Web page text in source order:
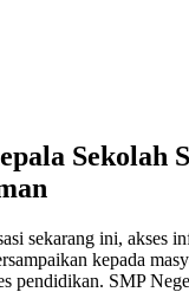
Sekolah
sekarang ini, akses
kepada
pendidikan. SMP